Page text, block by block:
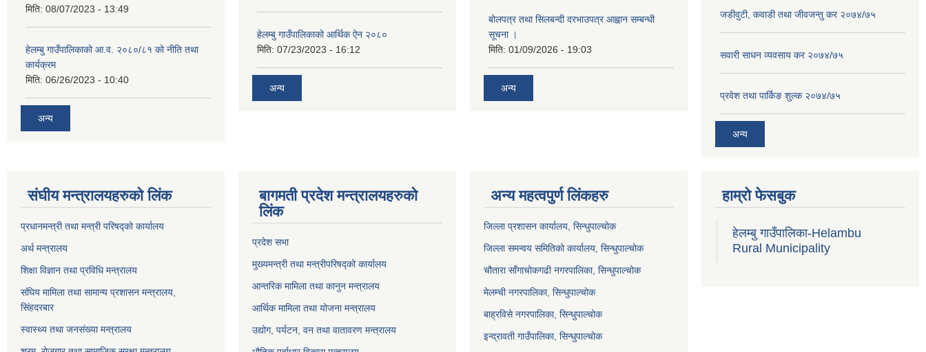
मिति: 08/07/2023 - 13:49
हेलम्बु गाउँपालिकाको आ.व. २०८०/८१ को नीति तथा
कार्यक्रम
मिति: 06/26/2023 - 10:40
अन्य
हेलम्बु गाउँपालिकाको आर्थिक ऐन २०८०
मिति: 07/23/2023 - 16:12
अन्य
बोलपत्र तथा सिलबन्दी दरभाउपत्र आह्वान सम्बन्धी
सूचना ।
मिति: 01/09/2026 - 19:03
अन्य
जडीवुटी, कवाडी तथा जीवजन्तु कर २०७४/७५
सवारी साधन व्यवसाय कर २०७४/७५
प्रवेश तथा पार्किङ शुल्क २०७४/७५
अन्य
संघीय मन्त्रालयहरुको लिंक
प्रधानमन्त्री तथा मन्त्री परिषद्को कार्यालय
अर्थ मन्त्रालय
शिक्षा विज्ञान तथा प्रविधि मन्त्रालय
संघिय मामिला तथा सामान्य प्रशासन मन्त्रालय,
सिंहदरबार
स्वास्थ्य तथा जनसंख्या मन्त्रालय
बागमती प्रदेश मन्त्रालयहरुको
लिंक
प्रदेश सभा
मुख्यमन्त्री तथा मन्त्रीपरिषद्को कार्यालय
आन्तरिक मामिला तथा कानुन मन्त्रालय
आर्थिक मामिला तथा योजना मन्त्रालय
उद्योग, पर्यटन, वन तथा वातावरण मन्त्रालय
अन्य महत्वपुर्ण लिंकहरु
जिल्ला प्रशासन कार्यालय, सिन्धुपाल्चोक
जिल्ला समन्वय समितिको कार्यालय, सिन्धुपाल्चोक
चौतारा साँगाचोकगढी नगरपालिका, सिन्धुपाल्चोक
मेलम्ची नगरपालिका, सिन्धुपाल्चोक
बाह्रविसे नगरपालिका, सिन्धुपाल्चोक
इन्द्रावती गाउँपालिका, सिन्धुपाल्चोक
हाम्रो फेसबुक
हेलम्बु गाउँपालिका-Helambu
Rural Municipality